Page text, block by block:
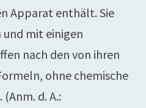
Apparat enthält. Sie
mit einigen
nach den von ihren
ohne chemische
d. A.: